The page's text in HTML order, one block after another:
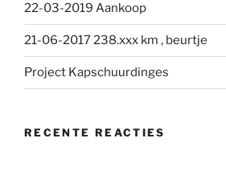
22-03-2019 Aankoop
21-06-2017 238.xxx km , beurtje
Project Kapschuurdinges
RECENTE REACTIES